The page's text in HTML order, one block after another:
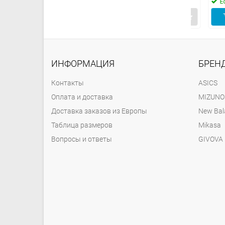
Есть
ИНФОРМАЦИЯ
Контакты
Оплата и доставка
Доставка заказов из Европы
Таблица размеров
Вопросы и ответы
ASICS
MIZUNO
New
Mikasa
GIVOVA